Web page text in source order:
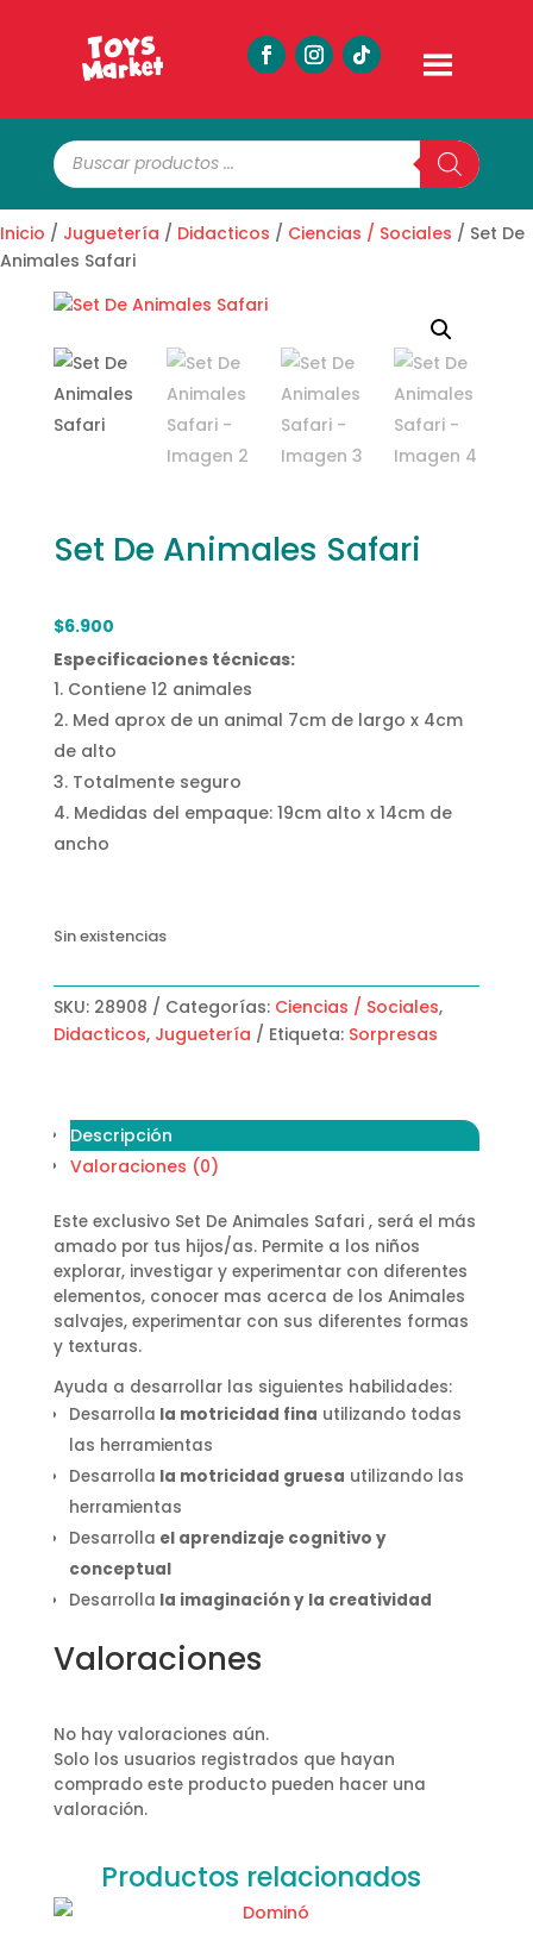
Búsqueda
de
productos
Inicio / Juguetería / Didacticos / Ciencias / Sociales / Set De
Animales Safari
Set De Animales Safari
$6.900
Especificaciones técnicas:
Contiene 12 animales
Med aprox de un animal 7cm de largo x 4cm
de alto
Totalmente seguro
Medidas del empaque: 19cm alto x 14cm de
ancho
Sin existencias
SKU: 28908 Categorías: Ciencias / Sociales,
Didacticos, Juguetería Etiqueta: Sorpresas
Descripción
Valoraciones (0)
Este exclusivo Set De Animales Safari , será el más
amado por tus hijos/as. Permite a los niños
explorar, investigar y experimentar con diferentes
elementos, conocer mas acerca de los Animales
salvajes, experimentar con sus diferentes formas
y texturas.
Ayuda a desarrollar las siguientes habilidades:
Desarrolla la motricidad fina utilizando todas
las herramientas
Desarrolla la motricidad gruesa utilizando las
herramientas
Desarrolla el aprendizaje cognitivo y
conceptual
Desarrolla la imaginación y la creatividad
Valoraciones
No hay valoraciones aún.
Solo los usuarios registrados que hayan
comprado este producto pueden hacer una
valoración.
Productos relacionados